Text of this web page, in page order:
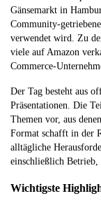
Gänsemarkt in
Community-
verwendet wird. Zu
viele auf Amazon
Commerce-
Der Tag besteht aus
Präsentationen. Die
Themen vor, aus
Format schafft in der
alltägliche
einschließlich
Wichtigste